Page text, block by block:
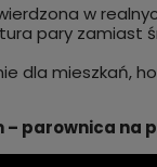
w
pary zamiast
dla mieszkań,
– parownica na